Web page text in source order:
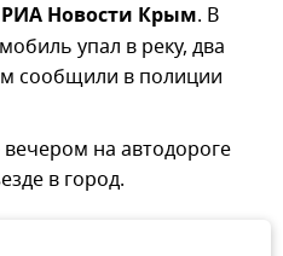
Новости Крым. В
упал в реку, два
сообщили в полиции
на автодороге
в город.